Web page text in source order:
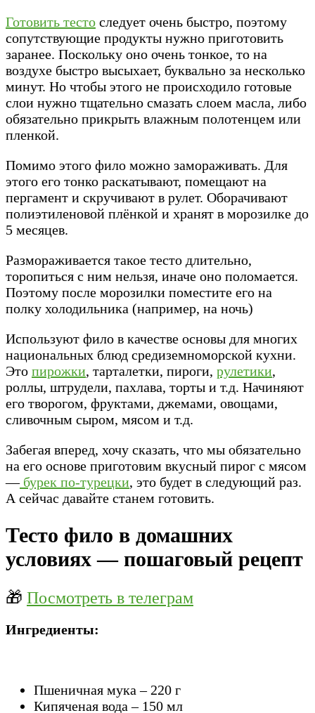
Готовить тесто следует очень быстро, поэтому
сопутствующие продукты нужно приготовить
заранее. Поскольку оно очень тонкое, то на
воздухе быстро высыхает, буквально за несколько
минут. Но чтобы этого не происходило готовые
слои нужно тщательно смазать слоем масла, либо
обязательно прикрыть влажным полотенцем или
пленкой.
Помимо этого фило можно замораживать. Для
этого его тонко раскатывают, помещают на
пергамент и скручивают в рулет. Оборачивают
полиэтиленовой плёнкой и хранят в морозилке до
5 месяцев.
Размораживается такое тесто длительно,
торопиться с ним нельзя, иначе оно поломается.
Поэтому после морозилки поместите его на
полку холодильника (например, на ночь)
Используют фило в качестве основы для многих
национальных блюд средиземноморской кухни.
Это пирожки, тарталетки, пироги, рулетики,
роллы, штрудели, пахлава, торты и т.д. Начиняют
его творогом, фруктами, джемами, овощами,
сливочным сыром, мясом и т.д.
Забегая вперед, хочу сказать, что мы обязательно
на его основе приготовим вкусный пирог с мясом
—бурек по-турецки, это будет в следующий раз.
А сейчас давайте станем готовить.
Тесто фило в домашних
условиях — пошаговый рецепт
🎁 Посмотреть в телеграм
Ингредиенты:
Пшеничная мука – 220 г
Кипяченая вода – 150 мл